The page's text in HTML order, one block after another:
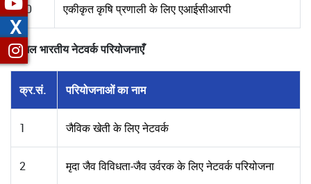
10 एकीकृत कृषि प्रणाली के लिए एआईसीआरपी
अखिल भारतीय नेटवर्क परियोजनाएँ
क्र.सं. परियोजनाओं का नाम
1 जैविक खेती के लिए नेटवर्क
2 मृदा जैव विविधता-जैव उर्वरक के लिए नेटवर्क परियोजना
X